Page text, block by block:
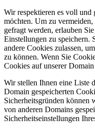
Wir respektieren es voll und
möchten. Um zu
gefragt werden, erlauben
Einstellungen zu speichern.
andere Cookies zulassen,
zu können. Wenn Sie
Cookies auf unserer
Wir stellen Ihnen eine Liste
Domain gespeicherten
Sicherheitsgründen können
von anderen Domains
Sicherheitseinstellungen